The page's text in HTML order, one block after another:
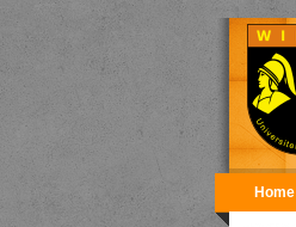
Overslaan en naar de inhoud gaan
Home